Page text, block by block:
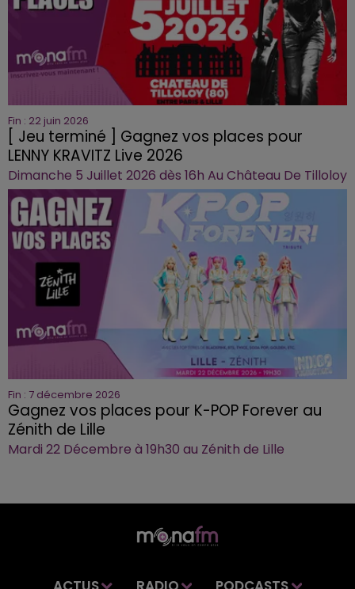
Fin : 22 juin 2026
[ Jeu terminé ] Gagnez vos places pour
LENNY KRAVITZ Live 2026
Dimanche 5 Juillet 2026 dès 16h Au Château De Tilloloy
Fin : 7 décembre 2026
Gagnez vos places pour K-POP Forever au
Zénith de Lille
Mardi 22 Décembre à 19h30 au Zénith de Lille